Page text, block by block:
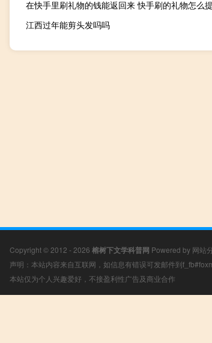
在快手里刷礼物的钱能返回来 快手刷的礼物怎么
江西过年能剪头发吗吗
Copyright © 2012 - 2026 榕树下文学科普网 Powered by 网站
声明：本站内容来自互联网，如信息有错误可发邮件到
本站仅为个人兴趣爱好，不接盈利性广告及商业合作